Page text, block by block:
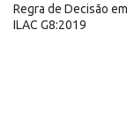
Regra de Decisão
ILAC G8:2019